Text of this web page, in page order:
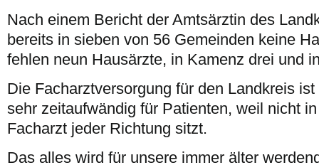
Nach einem Bericht der Amtsärztin des
bereits in sieben von 56 Gemeinden keine
fehlen neun Hausärzte, in Kamenz drei und
Die Facharztversorgung für den Landkreis
sehr zeitaufwändig für Patienten, weil nicht
Facharzt jeder Richtung sitzt.
Das alles wird für unsere immer älter